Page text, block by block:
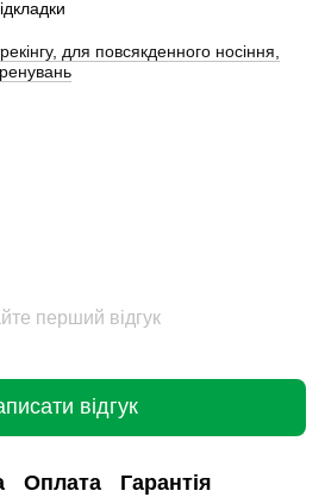
для повсякденного носіння,
перший відгук
відгук
Оплата Гарантія